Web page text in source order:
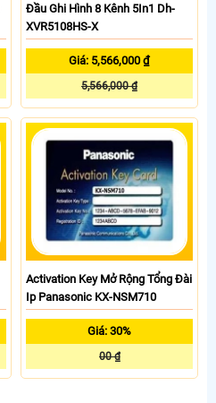
Đầu Ghi Hình 8 Kênh 5In1 Dh-
XVR5108HS-X
Giá: 5,566,000 ₫
5,566,000 ₫
Activation Key Mở Rộng Tổng Đài
Ip Panasonic KX-NSM710
Giá: 30%
00 ₫